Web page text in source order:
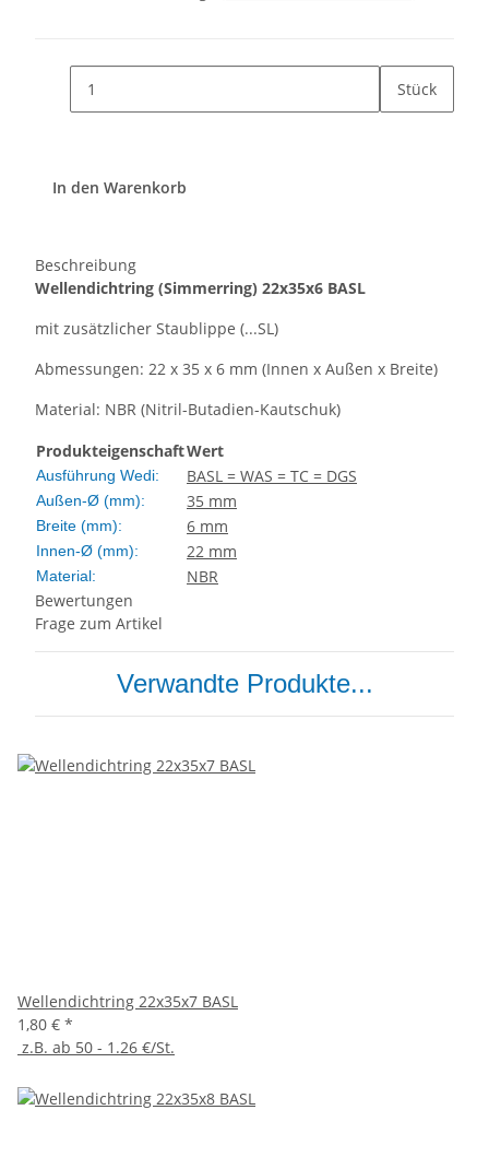
Stück
In den Warenkorb
Beschreibung
Wellendichtring (Simmerring) 22x35x6 BASL
mit zusätzlicher Staublippe (...SL)
Abmessungen: 22 x 35 x 6 mm (Innen x Außen x Breite)
Material: NBR (Nitril-Butadien-Kautschuk)
ProdukteigenschaftWert
Ausführung Wedi: BASL = WAS = TC = DGS
Außen-Ø (mm): 35 mm
Breite (mm): 6 mm
Innen-Ø (mm): 22 mm
Material:
NBR
Bewertungen
Frage zum Artikel
Verwandte Produkte...
Wellendichtring 22x35x7 BASL
1,80 € *
z.B. ab 50 - 1.26 €/St.